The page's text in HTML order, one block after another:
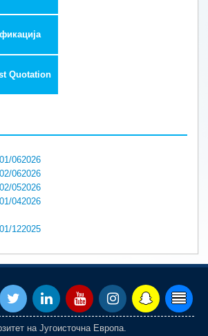
Quotation
062026
062026
052026
042026
122025
на Југоисточна Европа.